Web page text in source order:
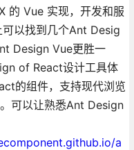
的 Vue 实现，开发和服
以找到几个Ant Desig
Design Vue更胜一
of React设计工具体
的组件，支持现代浏览
可以让熟悉Ant Design
a